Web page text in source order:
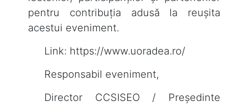
pentru contribuția adusă la reușita
acestui eveniment.
Link: https://www.uoradea.ro/
Responsabil eveniment,
Director CCSISEO / Președinte